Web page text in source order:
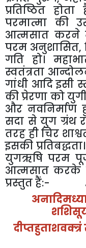
प्रतिष्ठित
परमात्मा की
आत्मसात करने
परम अनुशासित,
गति हो।
स्वतंत्रता
गांधी आदि इसी
की प्रेरणा को
और नवनिर्माण
सदा से युग ग्रंथ
तरह ही चिर
इसकी
युगऋषि परम
आत्मसात करके
प्रस्तुत हैं:-